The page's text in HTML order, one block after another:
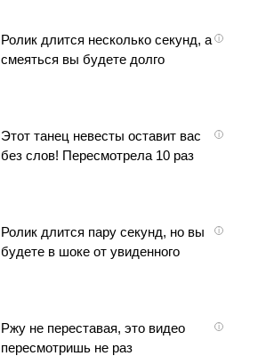
i
Ролик длится несколько секунд, а
смеяться вы будете долго
i
Этот танец невесты оставит вас
без слов! Пересмотрела 10 раз
i
Ролик длится пару секунд, но вы
будете в шоке от увиденного
i
Ржу не переставая, это видео
пересмотришь не раз